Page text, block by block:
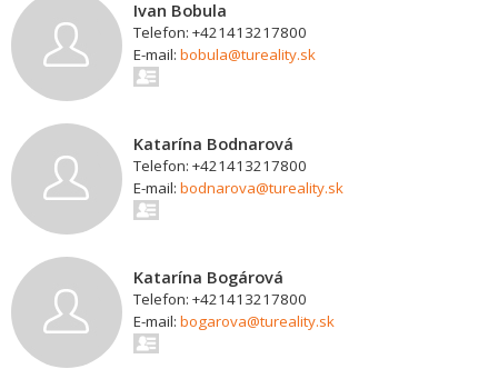
Ivan Bobula
Telefon: +421413217800
E-mail: bobula@tureality.sk
Katarína Bodnarová
Telefon: +421413217800
E-mail: bodnarova@tureality.sk
Katarína Bogárová
Telefon: +421413217800
E-mail: bogarova@tureality.sk